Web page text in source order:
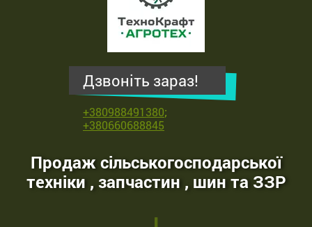
сільськогосподарської
Дзвоніть зараз!
+380988491380;
+380660688845
Продаж сільськогосподарської
техніки , запчастин , шин та ЗЗР